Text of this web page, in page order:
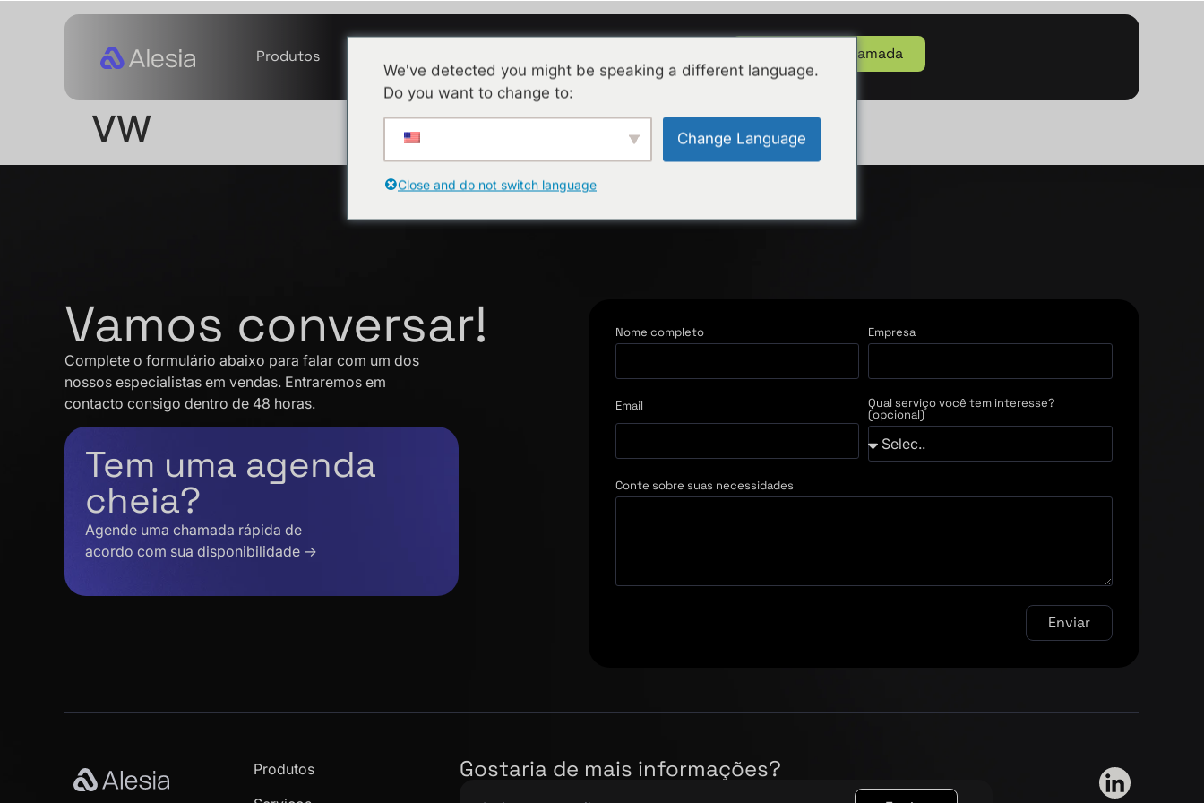
Produtos Marcar uma chamada
VW
Vamos conversar!
Complete o formulário abaixo para falar com um dos
nossos especialistas em vendas. Entraremos em
contacto consigo dentro de 48 horas.
Tem uma agenda
cheia?
Agende uma chamada rápida de
acordo com sua disponibilidade →
Nome completo Empresa
Email Qual serviço você tem interesse?
(opcional)
Conte sobre suas necessidades
Enviar
Produtos
Gostaria de mais informações?
We've detected you might be speaking a different language.
Do you want to change to:
Change Language
Close and do not switch language